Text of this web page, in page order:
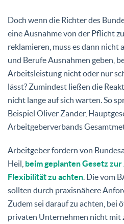
Doch wenn die Richter des
eine Ausnahme von der Pflicht
reklamieren, muss es dann nicht
und Berufe Ausnahmen geben,
Arbeitsleistung nicht oder nur
lässt? Zumindest ließen die
nicht lange auf sich warten. So
Beispiel Oliver Zander,
Arbeitgeberverbands
Arbeitgeber fordern von
Heil, beim geplanten Gesetz
Flexibilität zu achten. Die vom
sollten durch praxisnähere
Zudem sei darauf zu achten, bei
privaten Unternehmen nicht mit